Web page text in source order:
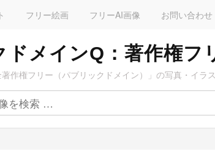
フリー絵画 フリーAI画像 お問い合わせ
ドメインQ：著作権フ
作権フリー（パブリックドメイン）」の写真・イラ